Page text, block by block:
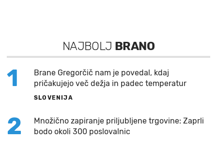
NAJBOLJ BRANO
1
Brane Gregorčič nam je povedal, kdaj
pričakujejo več dežja in padec temperatur
SLOVENIJA
2
Množično zapiranje priljubljene trgovine: Zaprli
bodo okoli 300 poslovalnic